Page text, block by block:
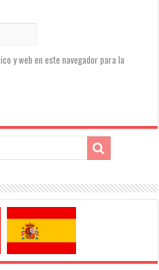
y web en este navegador para la